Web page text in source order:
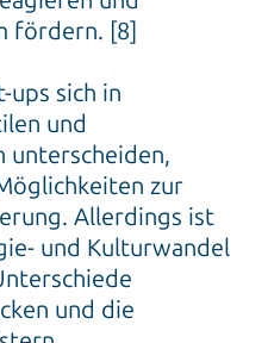
ups sich in
und
zur
Allerdings ist
und Kulturwandel
und die